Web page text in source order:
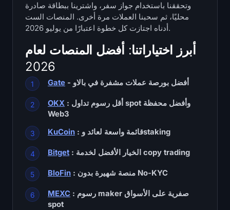
جميع Liquidations
خريطة حرارة SOL
بيانات السوق
هيمنة Bitcoin
وتحققنا باستخدام جواز سفر، واشترينا ببطاقة صادرة
محليًا، ثم سحبنا العملات مرة أخرى. المنصات الست
أدناه اجتازت كل خطوة اعتبارًا من يوليو 2026.
أبرز اختياراتنا: أفضل المنصات لعام
2026
Gate - أفضل بورصة عملات مشفرة في بالاو
OKX : أقل رسوم تداول spot وأفضل محفظة
Web3
KuCoin
: قائمة واسعة لعائد وstaking
Bitget : الخيار الأفضل لخدمة copy trading
BloFin : منصة شهيرة بدون No-KYC
MEXC : رسوم maker صفرية على الأسواق
spot